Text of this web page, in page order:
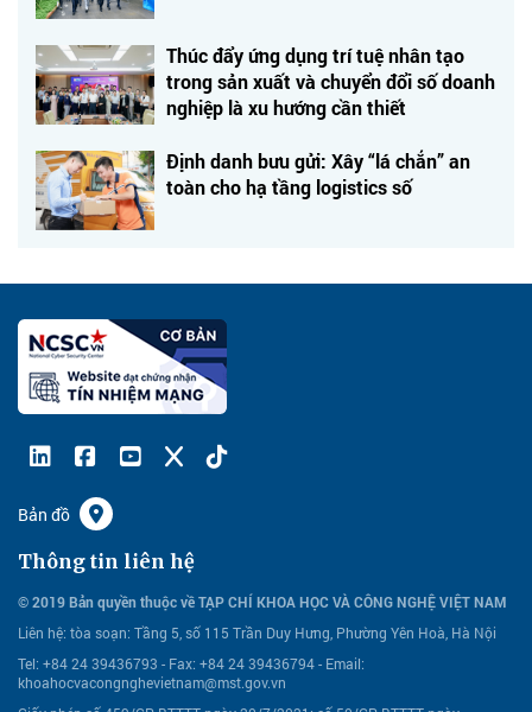
Thúc đẩy ứng dụng trí tuệ nhân tạo
trong sản xuất và chuyển đổi số doanh
nghiệp là xu hướng cần thiết
Định danh bưu gửi: Xây “lá chắn” an
toàn cho hạ tầng logistics số
Bản đồ
Thông tin liên hệ
© 2019 Bản quyền thuộc về TẠP CHÍ KHOA HỌC VÀ CÔNG NGHỆ VIỆT NAM
Liên hệ: tòa soạn: Tầng 5, số 115 Trần Duy Hưng, Phường Yên Hoà, Hà Nội
Tel: +84 24 39436793 - Fax: +84 24 39436794 - Email:
khoahocvacongnghevietnam@mst.gov.vn